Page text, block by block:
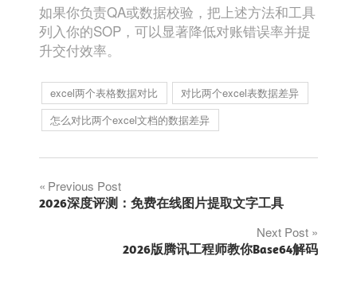
如果你负责QA或数据校验，把上述方法和工具
列入你的SOP，可以显著降低对账错误率并提
升交付效率。
excel两个表格数据对比
对比两个excel表数据差异
怎么对比两个excel文档的数据差异
文
Previous Post
2026深度评测：免费在线图片提取文字工具
Next Post
2026版腾讯工程师教你Base64解码